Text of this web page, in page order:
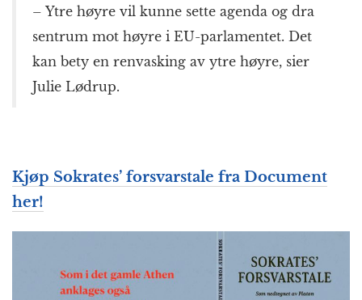
– Ytre høyre vil kunne sette agenda og dra
sentrum mot høyre i EU-parlamentet. Det
kan bety en renvasking av ytre høyre, sier
Julie Lødrup.
Kjøp Sokrates’ forsvarstale fra Document
her!